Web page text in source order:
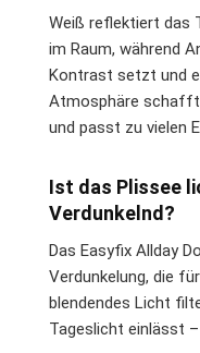
Weiß reflektiert das
im Raum, während
Kontrast setzt und
Atmosphäre
und passt zu vielen
Ist das Plissee
Verdunkelnd?
Das Easyfix Allday
Verdunkelung, die
blendendes Licht
Tageslicht einlässt